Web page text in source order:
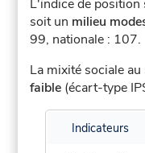
L'indice de position
soit un milieu
99, nationale : 107.
La mixité sociale
faible (écart-type
Indicateurs